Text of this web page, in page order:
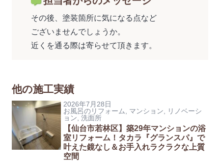
その後、塗装箇所に気になる点など
ございませんでしょうか。
近くを通る際は寄らせて頂きます。
他の施工実績
2026年7月28日
お風呂のリフォーム
マンション
リノベーシ
ョン 洗面所
【仙台市若林区】築29年マンションの浴
室リフォーム！タカラ『グランスパ』で
叶えた鏡なし＆お手入れラクラクな上質
空間